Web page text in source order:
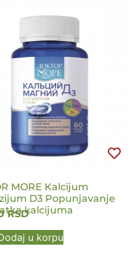
MORE Kalcijum
D3 Popunjavanje
kalcijuma
RSD
u korpu